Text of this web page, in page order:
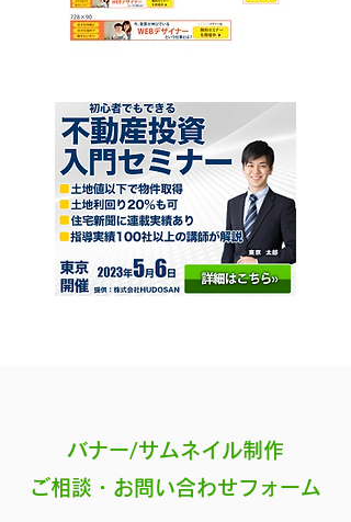
​バナー/サムネイル制作
​ご相談・お問い合わせフォーム